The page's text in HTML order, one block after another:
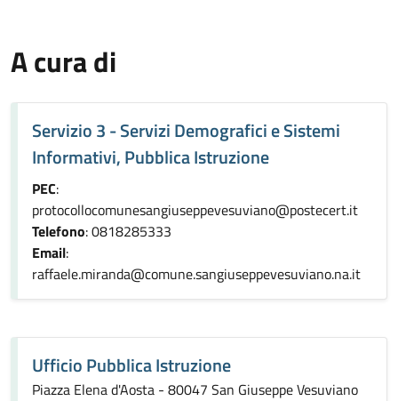
A cura di
Servizio 3 - Servizi Demografici e Sistemi
Informativi, Pubblica Istruzione
PEC:
protocollocomunesangiuseppevesuviano@postecert.it
Telefono: 0818285333
Email:
raffaele.miranda@comune.sangiuseppevesuviano.na.it
Ufficio Pubblica Istruzione
Piazza Elena d'Aosta - 80047 San Giuseppe Vesuviano